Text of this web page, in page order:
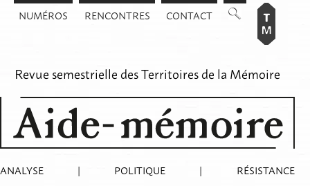
AllerNUMÉROS RENCONTRES CONTACT
Revue semestrielle desTerritoires de la Mémoire
ANALYSE | POLITIQUE | RÉSISTANCE